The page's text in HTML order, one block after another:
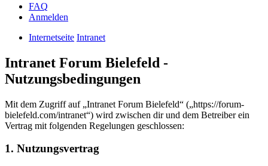
FAQ
Anmelden
Internetseite Intranet
Intranet Forum Bielefeld -
Nutzungsbedingungen
Mit dem Zugriff auf „Intranet Forum Bielefeld“ („https://forum-
bielefeld.com/intranet“) wird zwischen dir und dem Betreiber ein
Vertrag mit folgenden Regelungen geschlossen:
1. Nutzungsvertrag